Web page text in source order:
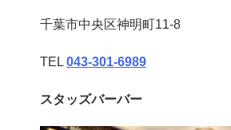
千葉市中央区神明町11-8
TEL 043‐301‐6989
スタッズバーバー